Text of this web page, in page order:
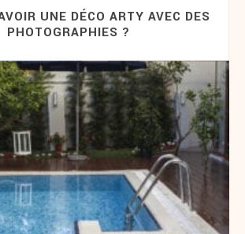
UNE DÉCO ARTY AVEC DES
PHOTOGRAPHIES ?